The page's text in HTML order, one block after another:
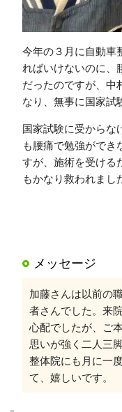
今年の３月に自動車
ればいけないのに、
だったのですが、中
なり、無事に国家試
国家試験に受からな
も腰痛で勉強ができ
すが、施術を受ける
もかなり救われまし
メッセージ
加藤さんは以前の
者さんでした。来
心配でしたが、ご
思いが強く二人三
整体院にも月に一
て、嬉しいです。